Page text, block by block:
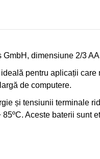
GmbH, dimensiune 2/3
pentru aplicații
de computere.
și tensiunii terminale
Aceste baterii